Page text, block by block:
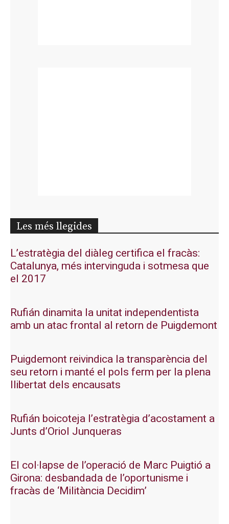
Les més llegides
L’estratègia del diàleg certifica el fracàs:
Catalunya, més intervinguda i sotmesa que
el 2017
Rufián dinamita la unitat independentista
amb un atac frontal al retorn de Puigdemont
Puigdemont reivindica la transparència del
seu retorn i manté el pols ferm per la plena
llibertat dels encausats
Rufián boicoteja l’estratègia d’acostament a
Junts d’Oriol Junqueras
El col·lapse de l’operació de Marc Puigtió a
Girona: desbandada de l’oportunisme i
fracàs de ‘Militància Decidim’